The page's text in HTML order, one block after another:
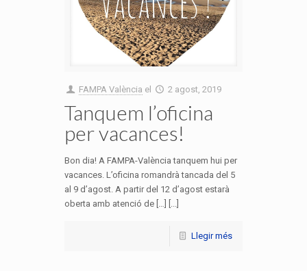
FAMPA València el 2 agost, 2019
Tanquem l’oficina
per vacances!
Bon dia! A FAMPA-València tanquem hui per
vacances. L’oficina romandrà tancada del 5
al 9 d’agost. A partir del 12 d’agost estarà
oberta amb atenció de […] [...]
Llegir més